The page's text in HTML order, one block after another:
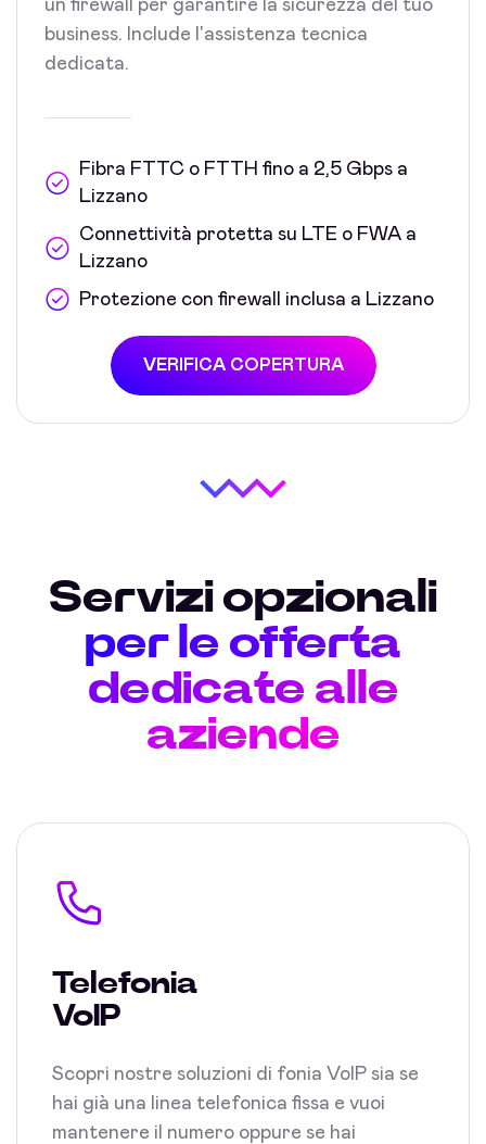
un firewall per garantire la sicurezza del tuo
business. Include l'assistenza tecnica
dedicata.
Fibra FTTC o FTTH fino a 2,5 Gbps a
Lizzano
Connettività protetta su LTE o FWA a
Lizzano
Protezione con firewall inclusa a Lizzano
VERIFICA COPERTURA
Servizi opzionali
per le offerta
dedicate alle
aziende
Telefonia
VoIP
Scopri nostre soluzioni di fonia VoIP sia se
hai già una linea telefonica fissa e vuoi
mantenere il numero oppure se hai